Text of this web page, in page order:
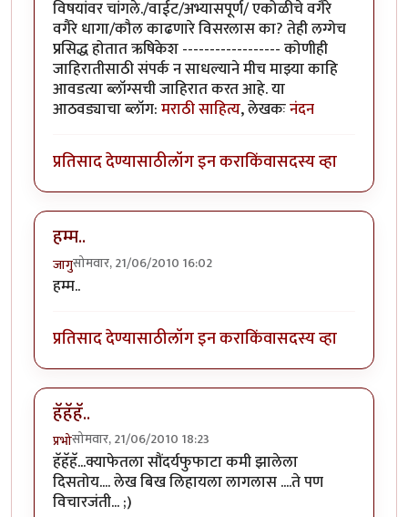
विषयांवर चांगले./वाईट/अभ्यासपूर्ण/ एकोळीचे वगैरे
वगैरे धागा/कौल काढणारे विसरलास का? तेही लग्गेच
प्रसिद्ध होतात ऋषिकेश ------------------ कोणीही
जाहिरातीसाठी संपर्क न साधल्याने मीच माझ्या काहि
आवडत्या ब्लॉग्सची जाहिरात करत आहे. या
आठवड्याचा ब्लॉग:मराठी साहित्य, लेखकःनंदन
प्रतिसाद देण्यासाठीलॉग इन कराकिंवासदस्य व्हा
हम्म..
जागुसोमवार, 21/06/2010 16:02
हम्म..
प्रतिसाद देण्यासाठीलॉग इन कराकिंवासदस्य व्हा
हॅहॅहॅ..
प्रभोसोमवार, 21/06/2010 18:23
हॅहॅहॅ...क्याफेतला सौंदर्यफुफाटा कमी झालेला
दिसतोय.... लेख बिख लिहायला लागलास ....ते पण
विचारजंती... ;)